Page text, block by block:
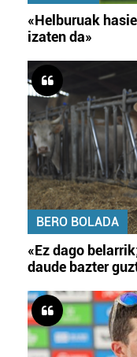
«Helburuak
izaten da»
BERO BOLADA
«Ez dago
daude bazter